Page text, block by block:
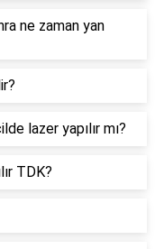
ne zaman yan
lazer yapılır mı?
TDK?